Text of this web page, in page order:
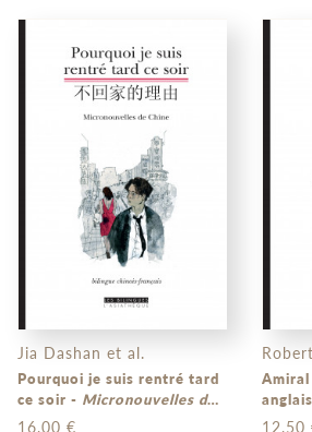
Jia Dashan et al.
Pourquoi je suis rentré tard
ce soir - Micronouvelles de
Chine(bilingue chinois –
16,00 €
Amiral
12,50